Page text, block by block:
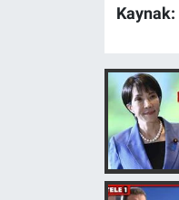
Kaynak:
Koronavirüs
Kültür Sanat